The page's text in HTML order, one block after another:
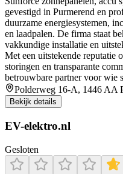
gevestigd in Purmerend en
duurzame energiesystemen,
en laadpalen. De firma staat
vakkundige installatie en
Met een uitstekende reputatie
storingen en transparante
betrouwbare partner voor wie
Polderweg 16-A, 1446 AA
Bekijk details
EV-elektro.nl
Gesloten